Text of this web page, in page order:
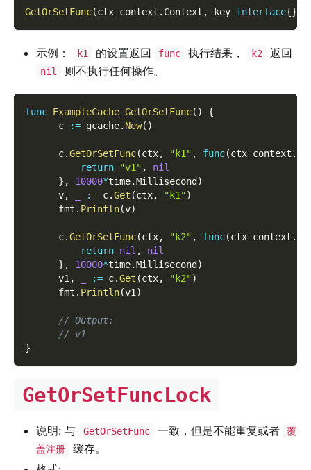
GetOrSetFunc(ctx context . Context , key interface{}
示例： k1 的设置返回 func 执行结果， k2 返回
nil 则不执行任何操作。
func ExampleCache_GetOrSetFunc( )
{
      c
:= gcache. New( )
      c
.GetOrSetFunc(ctx, "k1" , func(ctx context .
return
"v1" ,
nil
} , 10000*time.Millisecond )
      v
, := c.Get (ctx, "k1")
      fmt
. Println(v)
      c
.GetOrSetFunc(ctx, "k2" , func(ctx context .
return nil ,
nil
} , 10000*time.Millisecond )
      v1
, := c.Get (ctx, "k2")
      fmt
. Println(v1 )
// Output:
// v1
}
GetOrSetFuncLock
说明: 与 GetOrSetFunc 一致，但是不能重复或者
覆
盖注册
缓存。